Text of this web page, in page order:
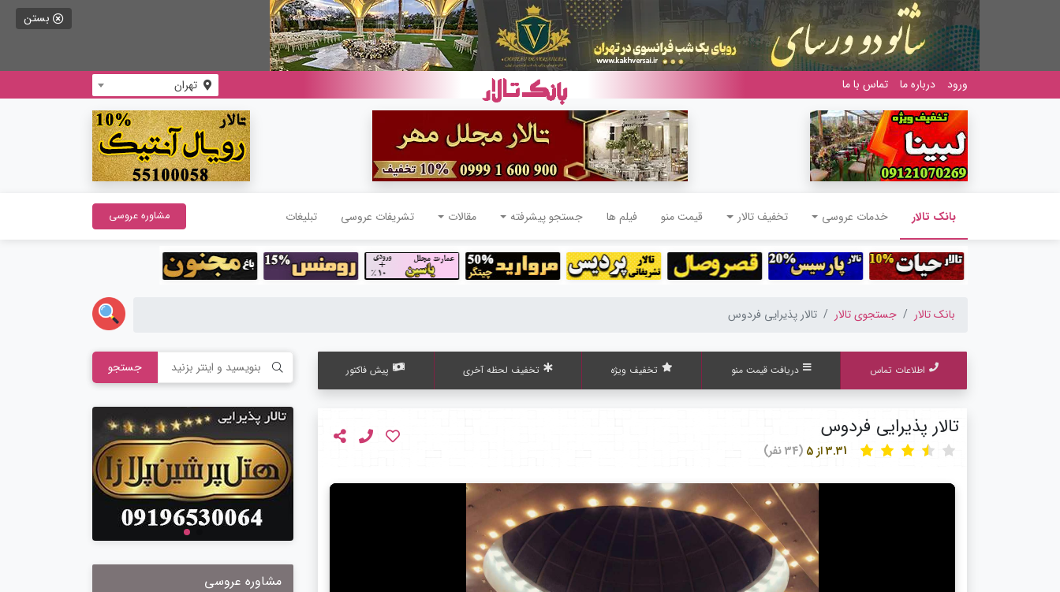
بستن
ورود درباره ما تماس با ما تهران
بانک تالار خدمات عروسی تخفیف تالار قیمت منو فیلم ها جستجو پیشرفته مقالات تشریفات عروسی تبلیغات مشاوره عروسی
بانک تالار جستجوی تالار تالار پذیرایی فردوس
اطلاعات تماس دریافت قیمت منو تخفیف ویژه تخفیف لحظه آخری پیش فاکتور
تالار پذیرایی فردوس
(34 نفر)
جستجو
مشاوره عروسی